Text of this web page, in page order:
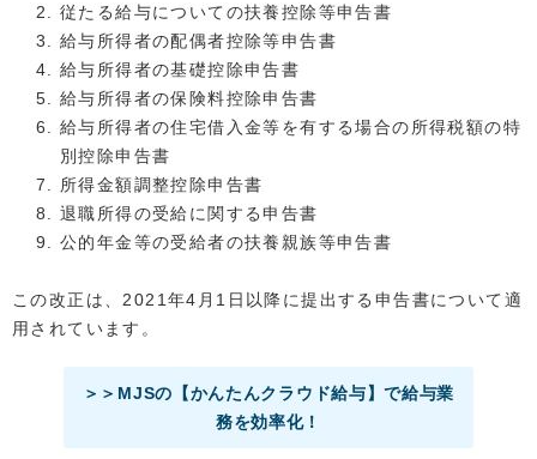
従たる給与についての扶養控除等申告書
給与所得者の配偶者控除等申告書
給与所得者の基礎控除申告書
給与所得者の保険料控除申告書
給与所得者の住宅借入金等を有する場合の所得税額の特
別控除申告書
所得金額調整控除申告書
退職所得の受給に関する申告書
公的年金等の受給者の扶養親族等申告書
この改正は、2021年4月1日以降に提出する申告書について適
用されています。
＞＞MJSの【かんたんクラウド給与】で給与業
務を効率化！